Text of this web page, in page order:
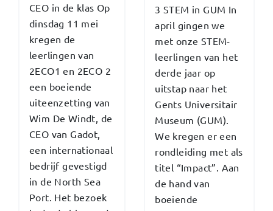
CEO in de klas Op
dinsdag 11 mei
kregen de
leerlingen van
2ECO1 en 2ECO 2
een boeiende
uiteenzetting van
Wim De Windt, de
CEO van Gadot,
een internationaal
bedrijf gevestigd
in de North Sea
Port. Het bezoek
3 STEM in GUM In
april gingen we
met onze STEM-
leerlingen van het
derde jaar op
uitstap naar het
Gents Universitair
Museum (GUM).
We kregen er een
rondleiding met als
titel “Impact”. Aan
de hand van
boeiende